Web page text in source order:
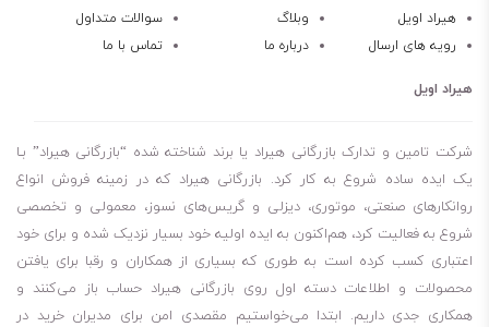
خاصیت پایداری حرارتی عالی
جلوگیری از تشکیل رسوب و لجن
افزودنی های پیشرفته و پیروی از استانداردهای جهانی
کاهش سریع دما
با توجه به نوسانات بازار روانکارهای صنعتی، دیزلی و موتوری، برای استعلام
قیمت و خرید روغن انتقال حرارت توتال Jarytherm AX 320 با شماره‌
روغن انتقال حرارت توتال Jarytherm AX 320
هیراد اویل وبلاگ
سوالات متداول
رویه های ارسال
درباره ما تماس با ما
هیراد اویل
شرکت تامین و تدارک بازرگانی هیراد یا برند شناخته شده “بازرگانی هیراد” بـا
یک ایده ساده شروع به کار کرد. بازرگانی هیراد که در زمینه فروش انواع
روانکارهای صنعتی، موتوری، دیزلی و گریس‌های نسوز، معمولی و تخصصی
شروع به فعالیت کرد، هم‌اکنون به ایده اولیه خود بسیار نزدیک شده و برای خود
اعتباری کسب کرده است به طوری که بسیاری از همکاران و رقبا برای یافتن
محصولات و اطلاعات دسته اول روی بازرگانی هیراد حساب باز می‌کنند و
همکاری جدی داریم. ابتدا می‌خواستیم مقصدی امن برای مدیران خرید در